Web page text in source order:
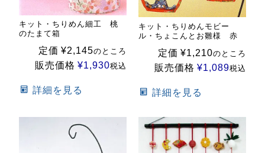
キット・ちりめん細工 桃
のたまて箱
定価 ¥2,145のところ
販売価格 ¥1,930税込
詳細を見る
キット・ちりめんモビー
ル・ちょこんとお雛様 赤
定価 ¥1,210のところ
販売価格 ¥1,089税込
詳細を見る